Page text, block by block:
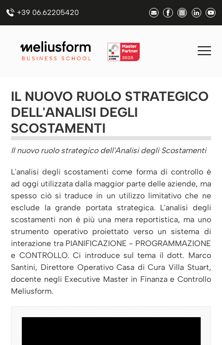
+39 06.62205420
IL NUOVO RUOLO STRATEGICO
DELL'ANALISI DEGLI
SCOSTAMENTI
Il nuovo ruolo strategico dell'Analisi degli Scostamenti
L'analisi degli scostamenti come forma di controllo è
ad oggi utilizzata dalla maggior parte delle aziende, ma
spesso ciò si traduce in un utilizzo limitativo che ne
esclude la grande portata strategica. L'analisi degli
scostamenti non è più una mera reportistica, ma uno
strumento operativo proiettato verso un sistema di
interazione tra PIANIFICAZIONE - PROGRAMMAZIONE
e CONTROLLO. Ci introduce sul tema il dott. Marco
Santini, Direttore Operativo Casa di Cura Villa Stuart,
docente negli Executive Master in Finanza e Controllo
Meliusform.